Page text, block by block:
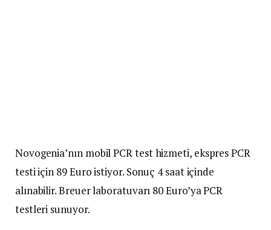
Novogenia’nın mobil PCR test hizmeti, ekspres PCR
testi için 89 Euro istiyor. Sonuç 4 saat içinde
alınabilir. Breuer laboratuvarı 80 Euro’ya PCR
testleri sunuyor.